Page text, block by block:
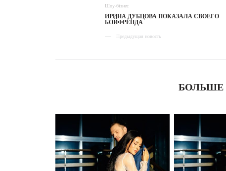
Шоу-бізнес
ИРИНА ДУБЦОВА ПОКАЗАЛА СВОЕГО
БОЙФРЕНДА
Предыдущая новость
БОЛЬШЕ